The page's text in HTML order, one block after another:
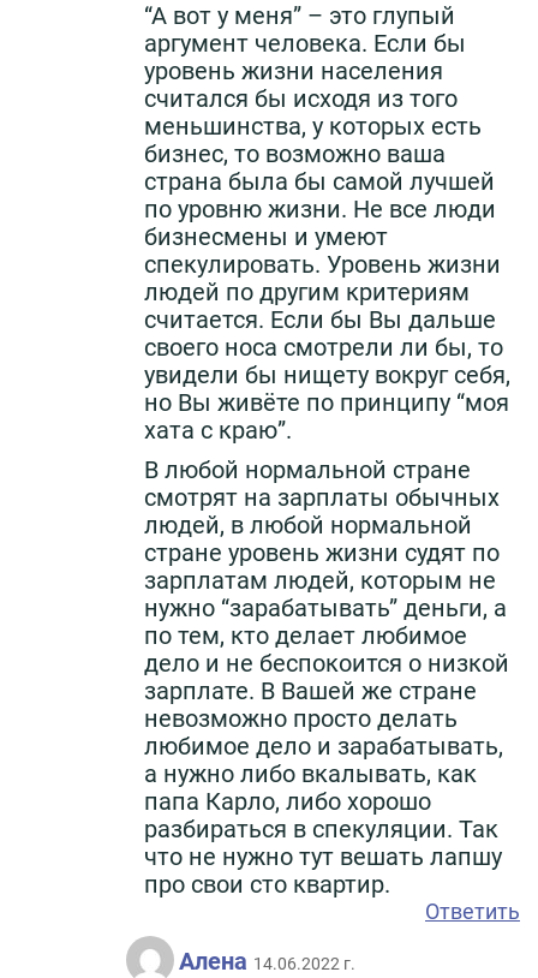
“А вот у меня” – это глупый
аргумент человека. Если бы
уровень жизни населения
считался бы исходя из того
меньшинства, у которых есть
бизнес, то возможно ваша
страна была бы самой лучшей
по уровню жизни. Не все люди
бизнесмены и умеют
спекулировать. Уровень жизни
людей по другим критериям
считается. Если бы Вы дальше
своего носа смотрели ли бы, то
увидели бы нищету вокруг себя,
но Вы живёте по принципу “моя
хата с краю”.
В любой нормальной стране
смотрят на зарплаты обычных
людей, в любой нормальной
стране уровень жизни судят по
зарплатам людей, которым не
нужно “зарабатывать” деньги, а
по тем, кто делает любимое
дело и не беспокоится о низкой
зарплате. В Вашей же стране
невозможно просто делать
любимое дело и зарабатывать,
а нужно либо вкалывать, как
папа Карло, либо хорошо
разбираться в спекуляции. Так
что не нужно тут вешать лапшу
про свои сто квартир.
Ответить
Алена 14.06.2022 г.